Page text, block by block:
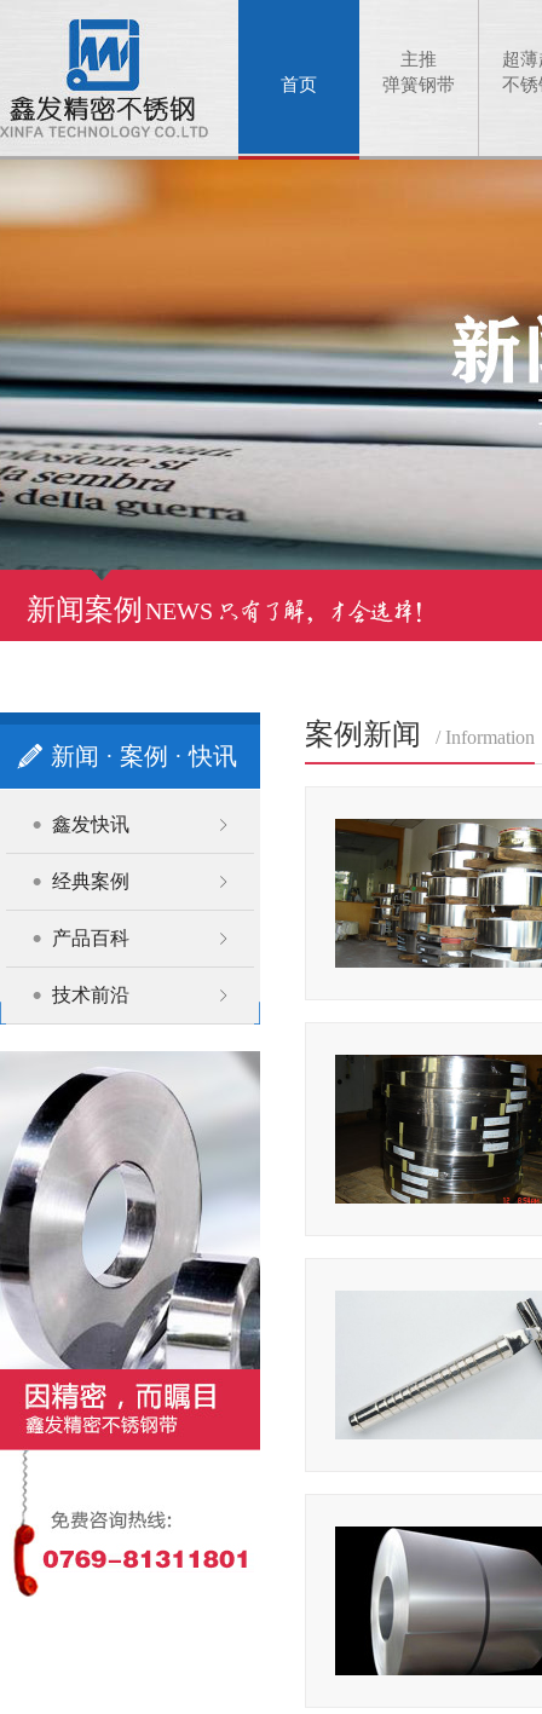
首页
主推
弹簧钢带
超
不锈
新闻案例 NEWS
新闻 · 案例 · 快讯
鑫发快讯
经典案例
产品百科
技术前沿
案例新闻 / Information